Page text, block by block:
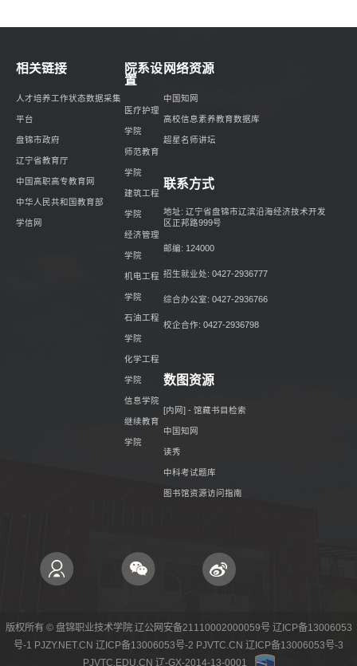
相关链接
人才培养工作状态数据采集
平台
盘锦市政府
辽宁省教育厅
中国高职高专教育网
中华人民共和国教育部
学信网
院系设
置
医疗护理
学院
师范教育
学院
建筑工程
学院
经济管理
学院
机电工程
学院
石油工程
学院
化学工程
学院
信息学院
继续教育
学院
网络资源
中国知网
高校信息素养教育数据库
超星名师讲坛
联系方式
地址: 辽宁省盘锦市辽滨沿海经济技术开发
区正邦路999号
邮编: 124000
招生就业处: 0427-2936777
综合办公室: 0427-2936766
校企合作: 0427-2936798
数图资源
[内网] - 馆藏书目检索
中国知网
读秀
中科考试题库
图书馆资源访问指南
版权所有 © 盘锦职业技术学院 辽公网安备21110002000059号 辽ICP备13006053
号-1 PJZY.NET.CN 辽ICP备13006053号-2 PJVTC.CN 辽ICP备13006053号-3
PJVTC.EDU.CN 辽-GX-2014-13-0001